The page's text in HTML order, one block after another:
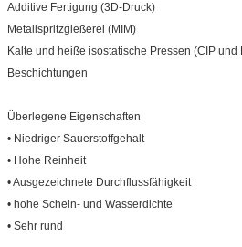
Additive Fertigung (3D-Druck)
Metallspritzgießerei (MIM)
Kalte und heiße isostatische Pressen (CIP und
Beschichtungen
Überlegene Eigenschaften
• Niedriger Sauerstoffgehalt
• Hohe Reinheit
• Ausgezeichnete Durchflussfähigkeit
• hohe Schein- und Wasserdichte
• Sehr rund